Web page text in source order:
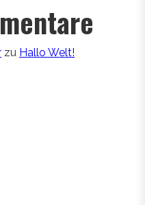
zu Hallo Welt!